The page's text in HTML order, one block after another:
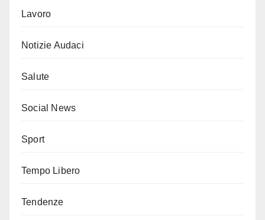
Lavoro
Notizie Audaci
Salute
Social News
Sport
Tempo Libero
Tendenze